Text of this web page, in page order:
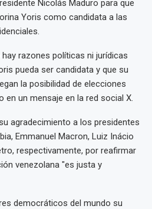
Nicolás Maduro para que
Yoris como candidata a las
razones políticas ni jurídicas
pueda ser candidata y que su
la posibilidad de elecciones
en un mensaje en la red social X.
agradecimiento a los presidentes
Emmanuel Macron, Luiz Inácio
respectivamente, por reafirmar
venezolana "es justa y
democráticos del mundo su